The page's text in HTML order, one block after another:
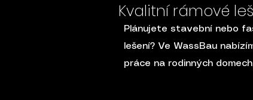
Kvalitní rámové
Plánujete stavební nebo
lešení? Ve WassBau
práce na rodinných